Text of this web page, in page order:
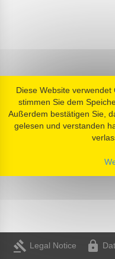
Diese Website
stimmen Sie dem
Außerdem bestätigen Sie,
gelesen und verstanden
gavel Legal Notice https